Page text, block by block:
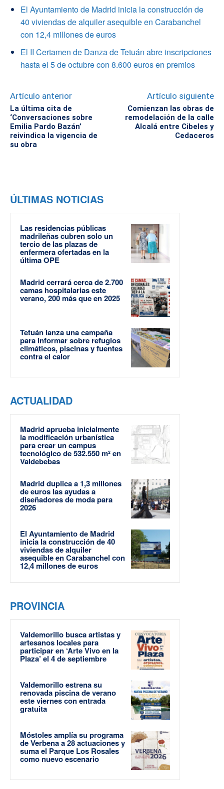
El Ayuntamiento de Madrid inicia la construcción de
40 viviendas de alquiler asequible en Carabanchel
con 12,4 millones de euros
El II Certamen de Danza de Tetuán abre inscripciones
hasta el 5 de octubre con 8.600 euros en premios
Artículo anterior
La última cita de
‘Conversaciones sobre
Emilia Pardo Bazán’
reivindica la vigencia de
su obra
Artículo siguiente
Comienzan las obras de
remodelación de la calle
Alcalá entre Cibeles y
Cedaceros
ÚLTIMAS NOTICIAS
Las residencias públicas
madrileñas cubren solo un
tercio de las plazas de
enfermera ofertadas en la
última OPE
Madrid cerrará cerca de 2.700
camas hospitalarias este
verano, 200 más que en 2025
Tetuán lanza una campaña
para informar sobre refugios
climáticos, piscinas y fuentes
contra el calor
ACTUALIDAD
Madrid aprueba inicialmente
la modificación urbanística
para crear un campus
tecnológico de 532.550 m² en
Valdebebas
Madrid duplica a 1,3 millones
de euros las ayudas a
diseñadores de moda para
2026
El Ayuntamiento de Madrid
inicia la construcción de 40
viviendas de alquiler
asequible en Carabanchel con
12,4 millones de euros
PROVINCIA
Valdemorillo busca artistas y
artesanos locales para
participar en ‘Arte Vivo en la
Plaza’ el 4 de septiembre
Valdemorillo estrena su
renovada piscina de verano
este viernes con entrada
gratuita
Móstoles amplía su programa
de Verbena a 28 actuaciones y
suma el Parque Los Rosales
como nuevo escenario